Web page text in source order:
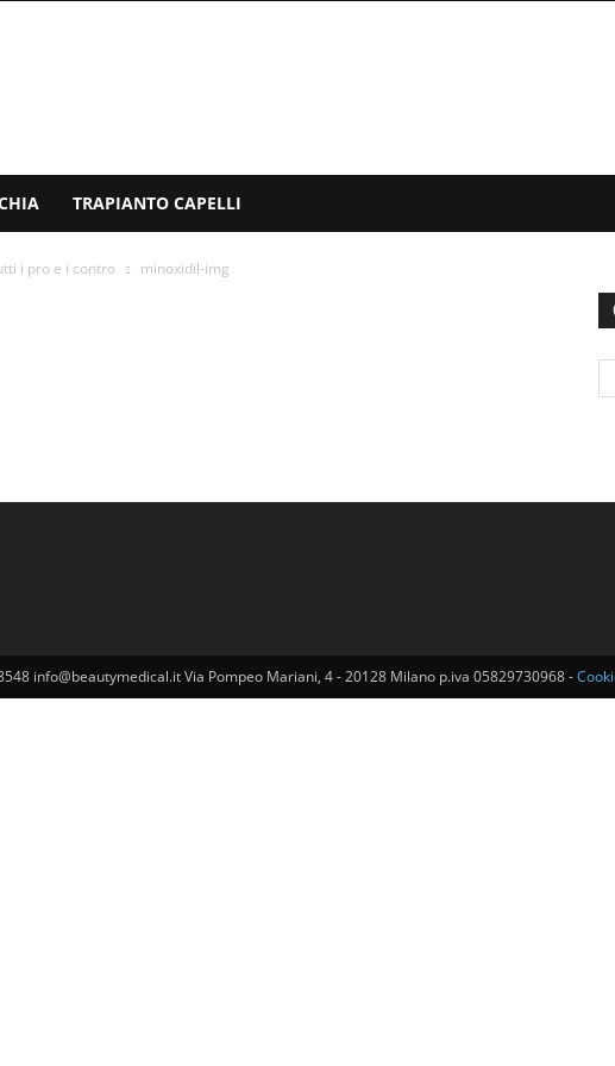
TRAPIANTO CAPELLI
i pro e i contro minoxidil-img
info@beautymedical.it Via Pompeo Mariani, 4 - 20128 Milano p.iva 05829730968 -